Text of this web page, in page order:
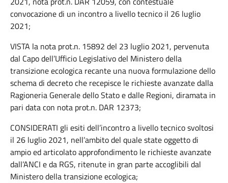
convocazione di un incontro a livello tecnico il 26 luglio
2021;
VISTA la nota prot.n. 15892 del 23 luglio 2021, pervenuta
dal Capo dell’Ufficio Legislativo del Ministero della
transizione ecologica recante una nuova formulazione dello
schema di decreto che recepisce le richieste avanzate dalla
Ragioneria Generale dello Stato e dalle Regioni, diramata in
pari data con nota prot.n. DAR 12373;
CONSIDERATI gli esiti dell’incontro a livello tecnico svoltosi
il 26 luglio 2021, nell’ambito del quale state oggetto di
ampio ed articolato approfondimento le richieste avanzate
dall’ANCI e da RGS, ritenute in gran parte accoglibili dal
Ministero della transizione ecologica;